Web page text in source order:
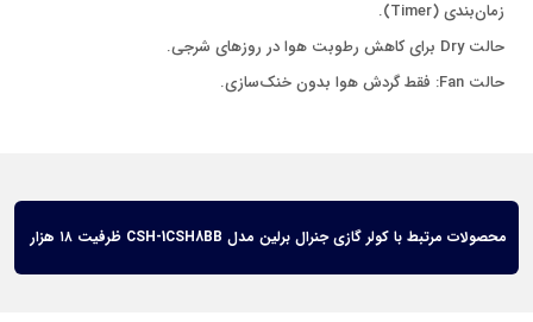
زمان‌بندی (Timer).
حالت Dry برای کاهش رطوبت هوا در روزهای شرجی.
حالت Fan: فقط گردش هوا بدون خنک‌سازی.
محصولات مرتبط با کولر گازی جنرال برلین مدل CSH-1CSH8BB ظرفیت ۱۸ هزار